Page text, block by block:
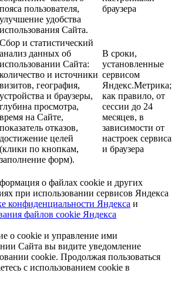
пояса пользователя,
улучшение удобства
использования Сайта.
браузера
Сбор и статистический
анализ данных об
использовании Сайта:
количество и источники
визитов, география,
устройства и браузеры,
глубина просмотра,
время на Сайте,
показатель отказов,
достижение целей
(клики по кнопкам,
заполнение форм).
В сроки,
установленные
сервисом
Яндекс.Метрика;
как правило, от
сессии до 24
месяцев, в
зависимости от
настроек сервиса
и браузера
о файлах cookie и других
при использовании сервисов Яндекса
конфиденциальности Яндекса и
файлов cookie Яндекса
о cookie и управление ими
Сайта вы видите уведомление
cookie. Продолжая пользоваться
с использованием cookie в